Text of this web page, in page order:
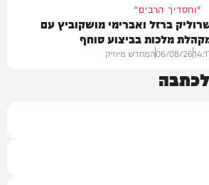
"וחסדיך הרבים"
ברזל ואברימי מושקוביץ עם
מלכות בביצוע סוחף
06/08/26המחדש מיוזיק